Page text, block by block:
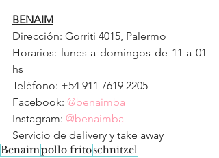
BENAIM
Dirección: Gorriti 4015, Palermo
Horarios: lunes a domingos de 11 a 01
hs
Teléfono: +54 911 7619 2205
Facebook: @benaimba
Instagram: @benaimba
Servicio de delivery y take away
Benaimpollo fritoschnitzel